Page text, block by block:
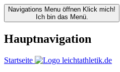
Navigations Menu öffnen Klick mich!
Ich bin das Menü.
Hauptnavigation
Startseite